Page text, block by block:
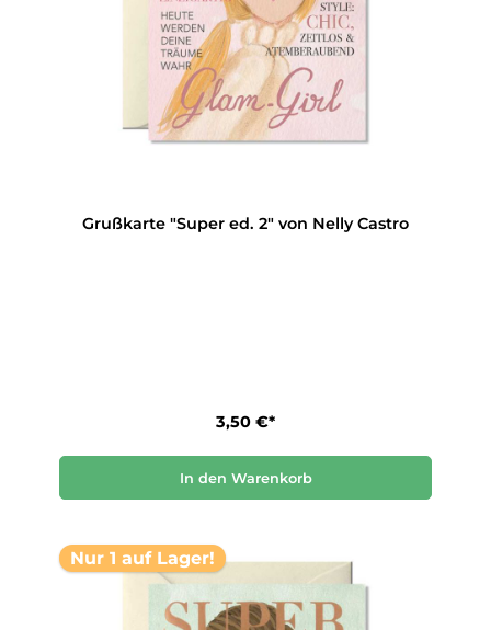
Grußkarte "Super ed. 2" von Nelly Castro
3,50 €*
In den Warenkorb
Nur 1 auf Lager!